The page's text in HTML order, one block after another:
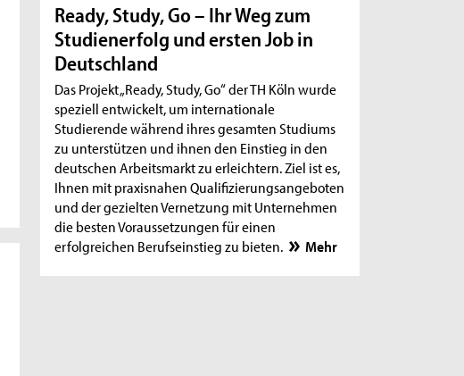
Ready, Study, Go – Ihr Weg zum
Studienerfolg und ersten Job in
Deutschland
Das Projekt „Ready, Study, Go“ der TH Köln wurde
speziell entwickelt, um internationale
Studierende während ihres gesamten Studiums
zu unterstützen und ihnen den Einstieg in den
deutschen Arbeitsmarkt zu erleichtern. Ziel ist es,
Ihnen mit praxisnahen Qualifizierungsangeboten
und der gezielten Vernetzung mit Unternehmen
die besten Voraussetzungen für einen
erfolgreichen Berufseinstieg zu bieten.
Mehr